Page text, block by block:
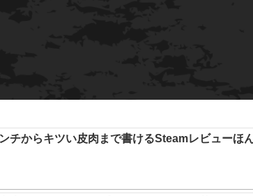
チからキツい皮肉まで書けるSteamレビューほ